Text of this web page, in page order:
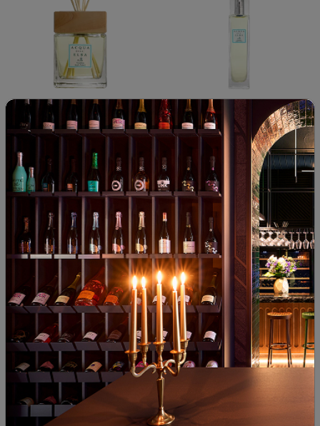
Acqua dell'Elba Giardino degli
Aranci ароматизир ...
8200 € 16038 лв.
Acqua dell'Elba Giardino degli
Aranci ароматизир ...
3800 7432 лв.
Acqua dell'Elba Isola
Acqua dell'Elba Isola